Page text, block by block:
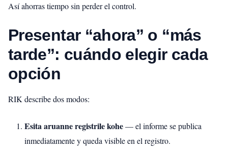
Así ahorras tiempo sin perder el control.
Presentar “ahora” o “más
tarde”: cuándo elegir cada
opción
RIK describe dos modos:
Esita aruanne registrile kohe— el informe se publica
inmediatamente y queda visible en el registro.